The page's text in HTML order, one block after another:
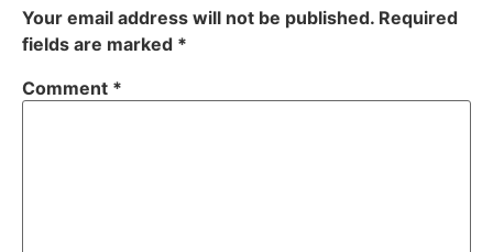
Your email address will not be published. Required
fields are marked *
Comment *